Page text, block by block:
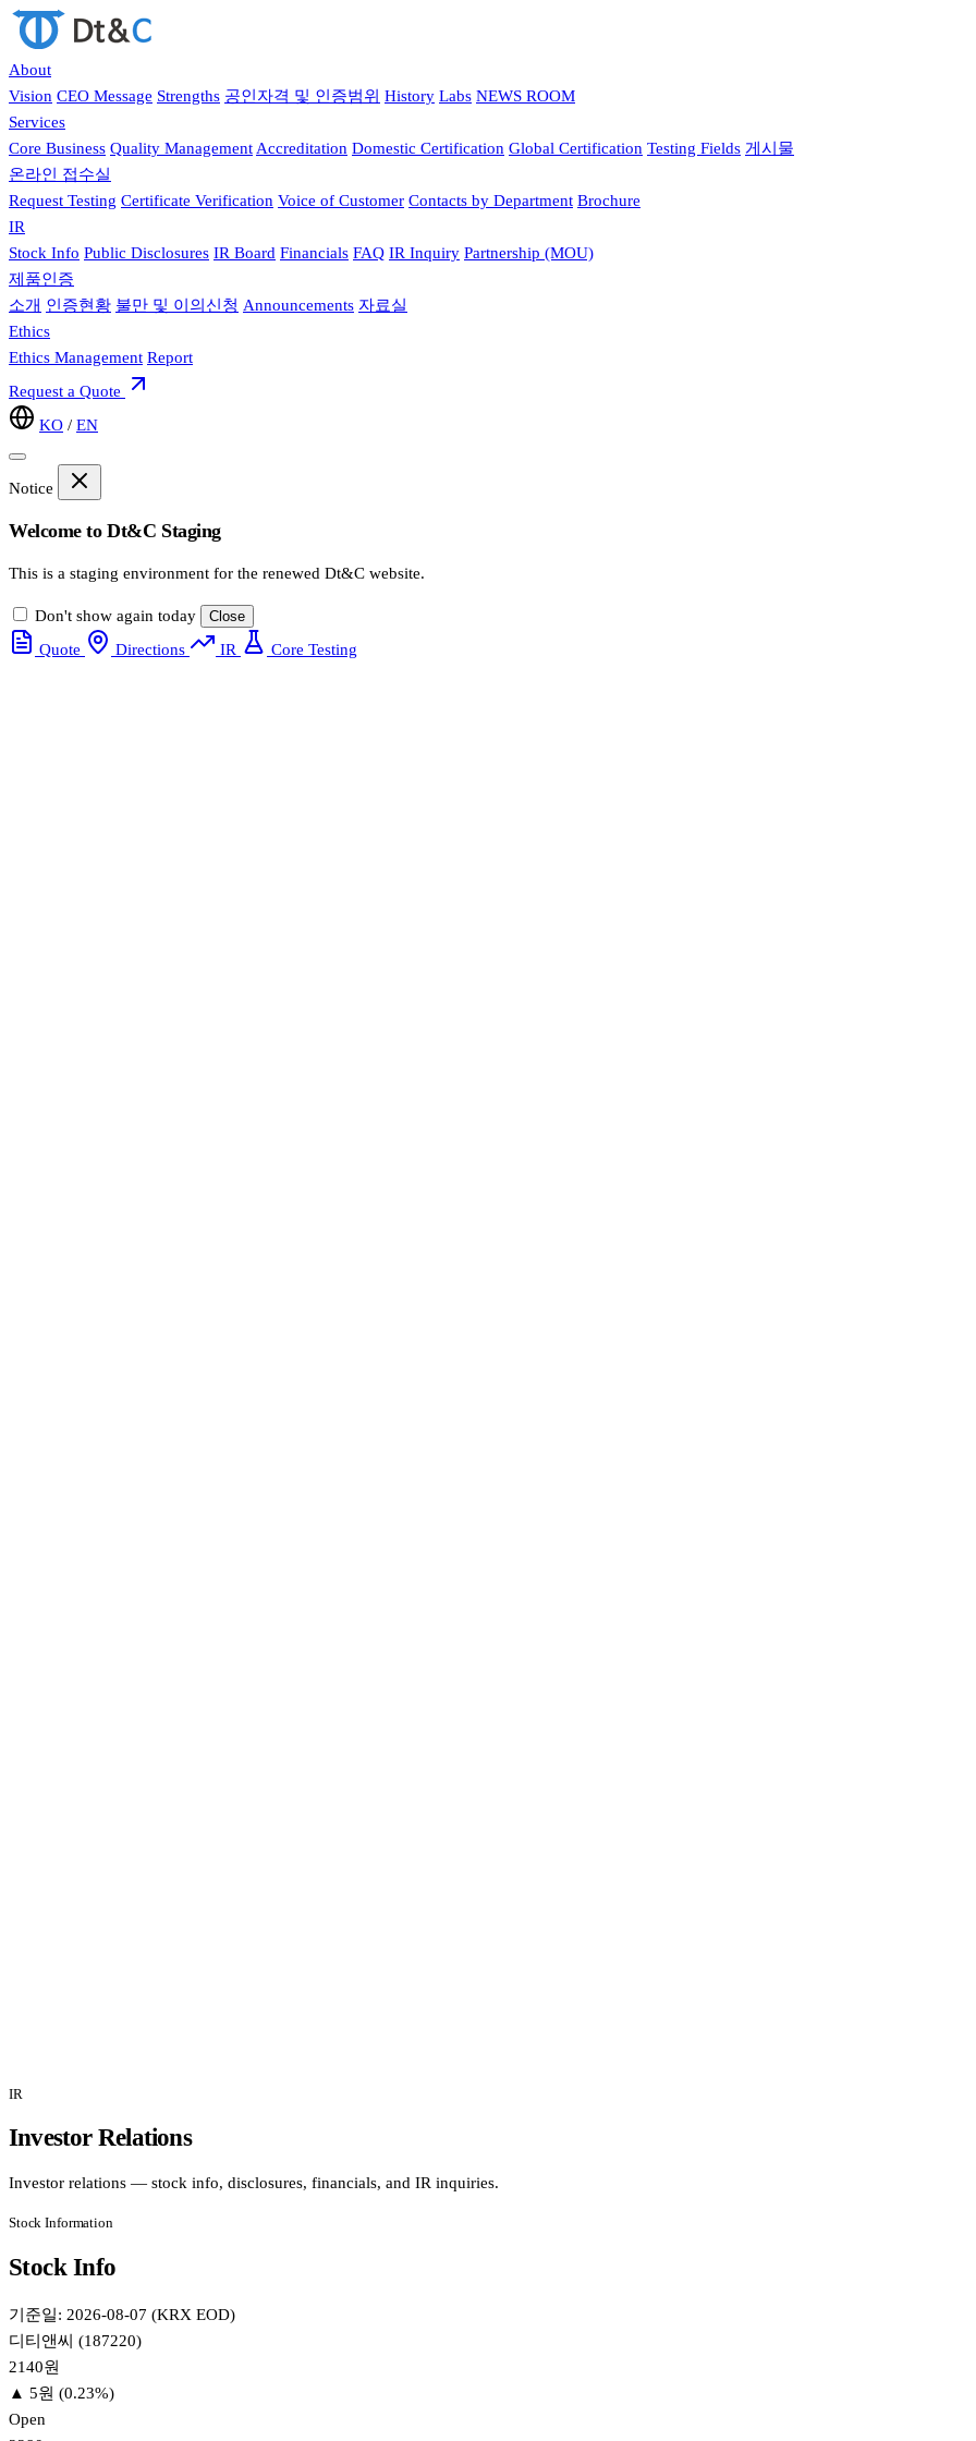
About
Vision CEO Message Strengths 공인자격 및 인증범위 History Labs NEWS ROOM
Services
Core Business Quality Management Accreditation Domestic Certification Global Certification Testing Fields 게시물
온라인 접수실
Request Testing Certificate Verification Voice of Customer Contacts by Department Brochure
IR
Stock Info Public Disclosures IR Board Financials FAQ IR Inquiry Partnership (MOU)
제품인증
소개 인증현황 불만 및 이의신청 Announcements 자료실
Ethics
Ethics Management Report
Request a Quote
KO / EN
Notice
Welcome to Dt&C Staging
This is a staging environment for the renewed Dt&C website.
Don't show again today Close
Quote Directions IR Core Testing
IR
Investor Relations
Investor relations — stock info, disclosures, financials, and IR inquiries.
Stock Information
Stock Info
기준일: 2026-08-07 (KRX EOD)
디티앤씨 (187220)
2140원
▲ 5원 (0.23%)
Open